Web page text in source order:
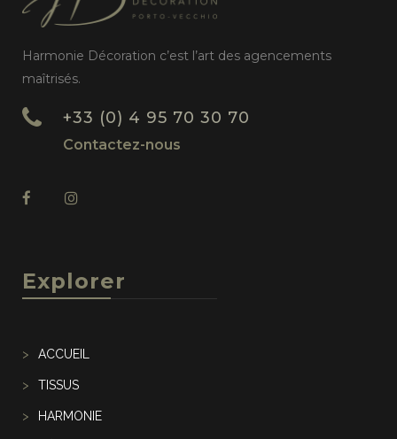
Harmonie Décoration c’est l’art des agencements
maîtrisés.
+33 (0) 4 95 70 30 70
Contactez-nous
Explorer
ACCUEIL
TISSUS
HARMONIE